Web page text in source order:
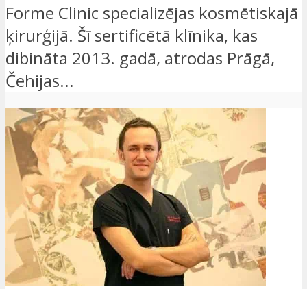
Forme Clinic specializējas kosmētiskajā
ķirurģijā. Šī sertificētā klīnika, kas
dibināta 2013. gadā, atrodas Prāgā,
Čehijas...